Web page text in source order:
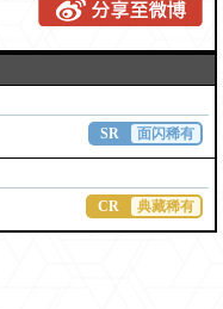
SR 面闪稀有
CR 典藏稀有